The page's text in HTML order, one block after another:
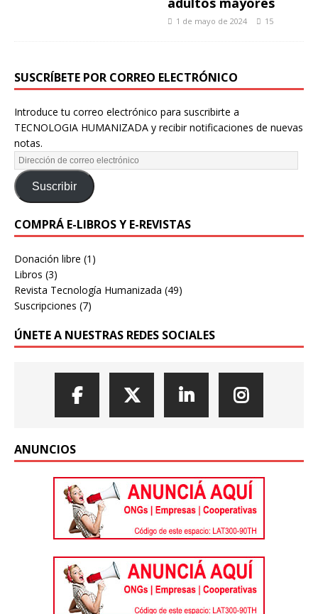
1 de mayo de 2024 15
SUSCRÍBETE POR CORREO ELECTRÓNICO
Introduce tu correo electrónico para suscribirte a
TECNOLOGIA HUMANIZADA y recibir notificaciones de nuevas
notas.
Suscribir
COMPRÁ E-LIBROS Y E-REVISTAS
Donación libre (1)
Libros (3)
Revista Tecnología Humanizada (49)
Suscripciones (7)
ÚNETE A NUESTRAS REDES SOCIALES
ANUNCIOS